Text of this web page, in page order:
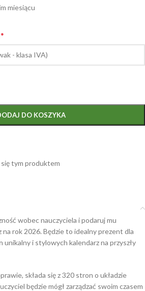
miesiącu
*
DO KOSZYKA
tym produktem
wobec nauczyciela i podaruj mu
rok 2026. Będzie to idealny prezent dla
unikalny i stylowych kalendarz na przyszły
składa się z 320 stron o układzie
będzie mógł zarządzać swoim czasem